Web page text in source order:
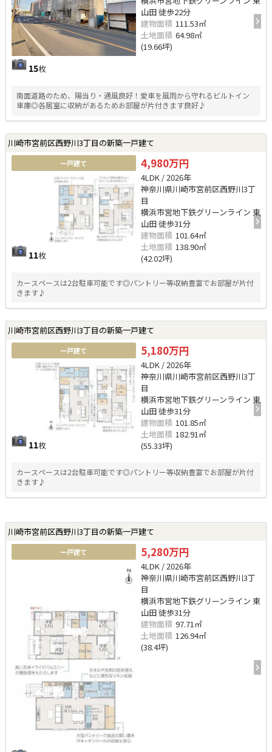
15枚
山田 徒歩22分
建物面積 111.53㎡
土地面積 64.98㎡
(19.66坪)
南面道路のため、陽当り・通風良好！愛車を風雨から守れるビルトイン
車庫◎各居室に収納があるためお部屋が片付きます良好♪
川崎市宮前区西野川3丁目の新築一戸建て
一戸建て
11枚
4,980万円
4LDK / 2026年
神奈川県川崎市宮前区西野川3丁
目
横浜市営地下鉄グリーンライン 東
山田 徒歩31分
建物面積 101.64㎡
土地面積 138.90㎡
(42.02坪)
カースペースは2台駐車可能です◎パントリー等収納豊富でお部屋が片付
きます♪
川崎市宮前区西野川3丁目の新築一戸建て
一戸建て
11枚
5,180万円
4LDK / 2026年
神奈川県川崎市宮前区西野川3丁
目
横浜市営地下鉄グリーンライン 東
山田 徒歩31分
建物面積 101.85㎡
土地面積 182.91㎡
(55.33坪)
カースペースは2台駐車可能です◎パントリー等収納豊富でお部屋が片付
きます♪
川崎市宮前区西野川3丁目の新築一戸建て
一戸建て 5,280万円
4LDK / 2026年
神奈川県川崎市宮前区西野川3丁
目
横浜市営地下鉄グリーンライン 東
山田 徒歩31分
建物面積 97.71㎡
土地面積 126.94㎡
(38.4坪)